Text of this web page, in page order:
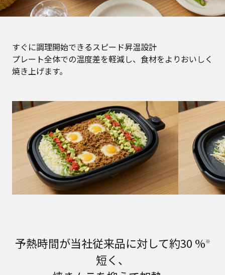
すぐに調理開始できるスピード昇温設計
プレート全体での温度差を軽減し、食材をよりおいしく
焼き上げます。
予熱時間が当社従来品に対して約30 %※
短く、